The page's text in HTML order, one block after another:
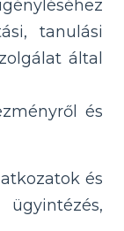
tanulási
által
és
és